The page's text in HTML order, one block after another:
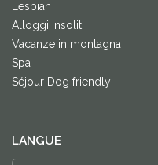
Lesbian
Alloggi insoliti
Vacanze in montagna
Spa
Séjour Dog friendly
LANGUE